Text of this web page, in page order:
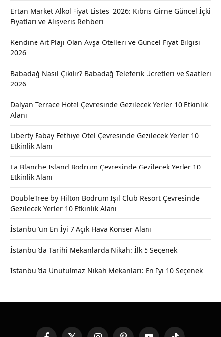
Ertan Market Alkol Fiyat Listesi 2026: Kıbrıs Girne Güncel İçki
Fiyatları ve Alışveriş Rehberi
Kendine Ait Plajı Olan Avşa Otelleri ve Güncel Fiyat Bilgisi
2026
Babadağ Nasıl Çıkılır? Babadağ Teleferik Ücretleri ve Saatleri
2026
Dalyan Terrace Hotel Çevresinde Gezilecek Yerler 10 Etkinlik
Alanı
Liberty Fabay Fethiye Otel Çevresinde Gezilecek Yerler 10
Etkinlik Alanı
La Blanche Island Bodrum Çevresinde Gezilecek Yerler 10
Etkinlik Alanı
DoubleTree by Hilton Bodrum Işıl Club Resort Çevresinde
Gezilecek Yerler 10 Etkinlik Alanı
İstanbul’un En İyi 7 Açık Hava Konser Alanı
İstanbul’da Tarihi Mekanlarda Nikah: İlk 5 Seçenek
İstanbul’da Unutulmaz Nikah Mekanları: En İyi 10 Seçenek